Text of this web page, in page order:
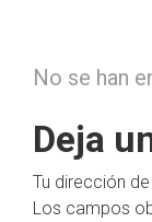
No se han
Deja
Tu dirección
Los campos